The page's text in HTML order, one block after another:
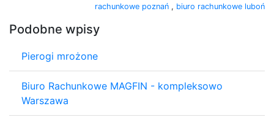
rachunkowe poznań , biuro rachunkowe luboń
Podobne wpisy
Pierogi mrożone
Biuro Rachunkowe MAGFIN - kompleksowo
Warszawa